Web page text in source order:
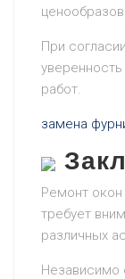
При
работ.
замена
Ремонт
требует
различных
Независимо